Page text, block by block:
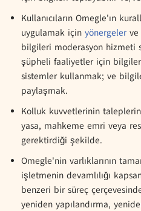
Kullanıcıların Omegle'ın
uygulamak için yönergelerve
bilgileri moderasyon hizmeti
şüpheli faaliyetler için
sistemler kullanmak; ve
paylaşmak.
Kolluk kuvvetlerinin
yasa, mahkeme emri veya
gerektirdiği şekilde.
Omegle'nin varlıklarının
işletmenin devamlılığı
benzeri bir süreç
yeniden yapılandırma,